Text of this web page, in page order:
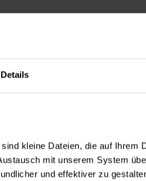
Details
kleine Dateien, die auf Ihrem
mit unserem System
und effektiver zu